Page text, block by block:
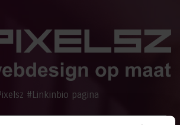
#Linkinbio pagina